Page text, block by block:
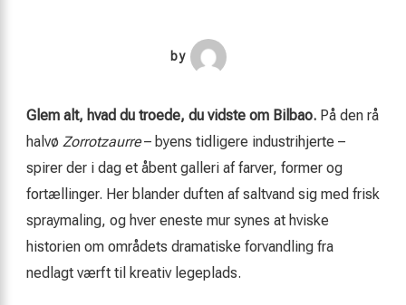
by
Glem alt, hvad du troede, du vidste om Bilbao. På den rå
halvø Zorrotzaurre– byens tidligere industrihjerte –
spirer der i dag et åbent galleri af farver, former og
fortællinger. Her blander duften af saltvand sig med frisk
spraymaling, og hver eneste mur synes at hviske
historien om områdets dramatiske forvandling fra
nedlagt værft til kreativ legeplads.